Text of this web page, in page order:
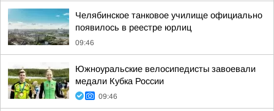
Челябинское танковое училище официально
появилось в реестре юрлиц
09:46
Южноуральские велосипедисты завоевали
медали Кубка России
09:46